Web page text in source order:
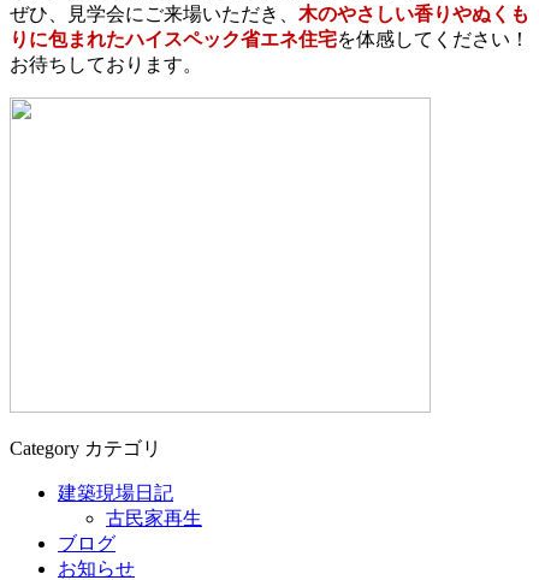
ぜひ、見学会にご来場いただき、 木のやさしい香りやぬくも
りに包まれたハイスペック省エネ住宅を体感してください！
お待ちしております。
Category カテゴリ
建築現場日記
古民家再生
ブログ
お知らせ